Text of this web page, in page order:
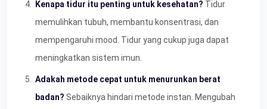
Kenapa tidur itu penting untuk kesehatan? Tidur
memulihkan tubuh, membantu konsentrasi, dan
mempengaruhi mood. Tidur yang cukup juga dapat
meningkatkan sistem imun.
Adakah metode cepat untuk menurunkan berat
badan? Sebaiknya hindari metode instan. Mengubah